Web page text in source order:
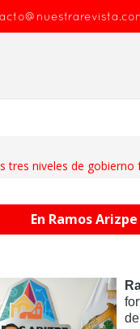
tres niveles de gobierno
En Ramos